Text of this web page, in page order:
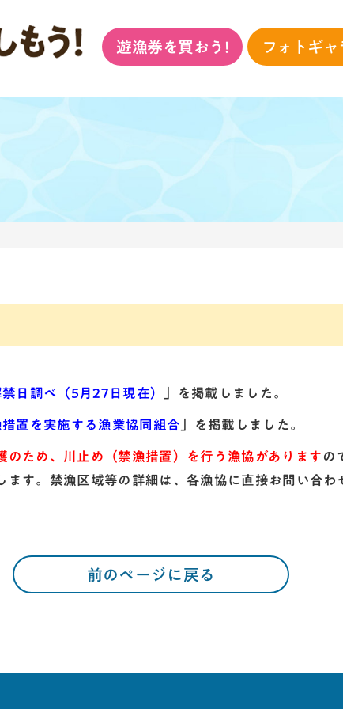
遊漁券を買おう! フォトギャ
日調べ（5月27日現在） 」を掲載しました。
置を実施する漁業協同組合 」を掲載しました。
のため、川止め（禁漁措置）を行う漁協があります の
す。禁漁区域等の詳細は、各漁協に直接お問い合わ
前のページに戻る